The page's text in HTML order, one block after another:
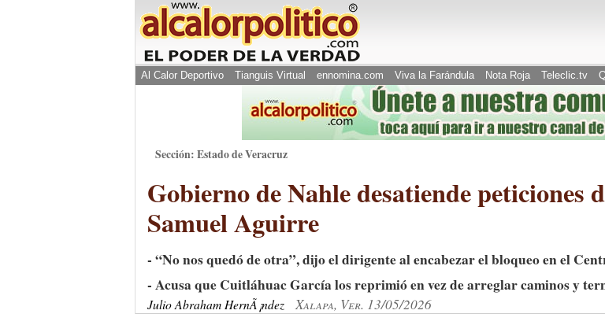
Al Calor Deportivo Tianguis Virtual ennomina.com Viva la Farándula Nota Roja Teleclic.tv
Sección: Estado de Veracruz
Gobierno de Nahle desatiende
Samuel Aguirre
- “No nos quedó de otra”, dijo el dirigente al encabezar el bloqueo en el
- Acusa que Cuitláhuac García los reprimió en vez de arreglar caminos y
Julio Abraham HernÃ¡ndez Xalapa, Ver. 13/05/2026